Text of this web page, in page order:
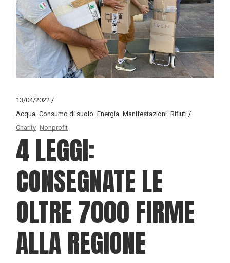
13/04/2022
Acqua Consumo di suolo Energia Manifestazioni Rifiuti
Charity Nonprofit
4 LEGGI:
CONSEGNATE LE
OLTRE 7000 FIRME
ALLA REGIONE